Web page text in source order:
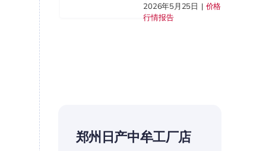
2026年5月25日 | 价格
行情报告
郑州日产中牟工厂店